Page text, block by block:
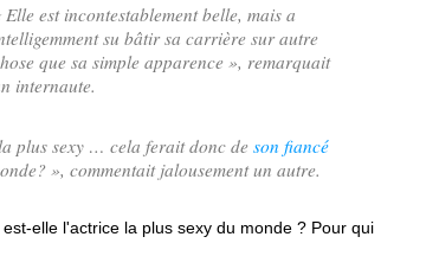
Elle est incontestablement belle, mais a
su bâtir sa carrière sur autre
que sa simple apparence », remarquait
internaute.
plus sexy … cela ferait donc de son fiancé
», commentait jalousement un autre.
elle l'actrice la plus sexy du monde ? Pour qui